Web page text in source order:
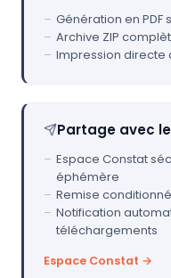
Génération en PDF
Archive ZIP
Impression directe
Partage avec
Espace Constat
éphémère
Remise
Notification
téléchargements
Espace Constat →